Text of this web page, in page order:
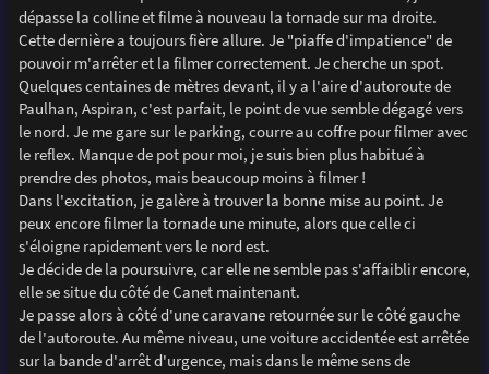
dépasse la colline et filme à nouveau la tornade sur ma droite.
Cette dernière a toujours fière allure. Je "piaffe d'impatience" de
pouvoir m'arrêter et la filmer correctement. Je cherche un spot.
Quelques centaines de mètres devant, il y a l'aire d'autoroute de
Paulhan, Aspiran, c'est parfait, le point de vue semble dégagé vers
le nord. Je me gare sur le parking, courre au coffre pour filmer avec
le reflex. Manque de pot pour moi, je suis bien plus habitué à
prendre des photos, mais beaucoup moins à filmer !
Dans l'excitation, je galère à trouver la bonne mise au point. Je
peux encore filmer la tornade une minute, alors que celle ci
s'éloigne rapidement vers le nord est.
Je décide de la poursuivre, car elle ne semble pas s'affaiblir encore,
elle se situe du côté de Canet maintenant.
Je passe alors à côté d'une caravane retournée sur le côté gauche
de l'autoroute. Au même niveau, une voiture accidentée est arrêtée
sur la bande d'arrêt d'urgence, mais dans le même sens de